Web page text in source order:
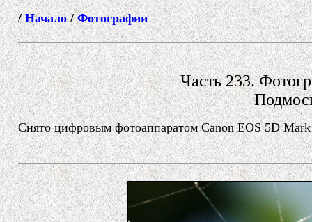
/Начало/Фотографии
Часть 233.
Снято цифровым фотоаппаратом Canon EOS 5D Mark